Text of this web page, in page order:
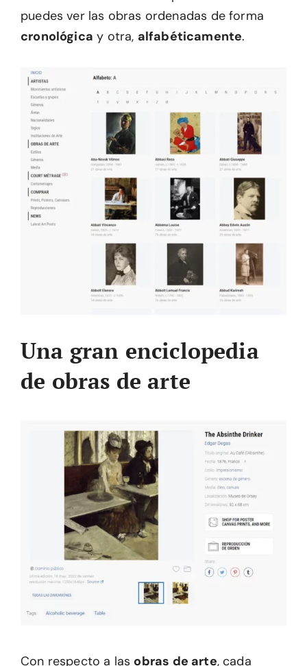
puedes ver las obras ordenadas de forma
cronológica y otra, alfabéticamente.
Una gran enciclopedia
de obras de arte
Con respecto a las obras de arte, cada